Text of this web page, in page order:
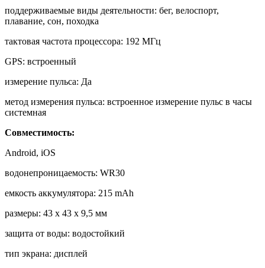
поддерживаемые виды деятельности: бег, велоспорт,
плавание, сон, походка
тактовая частота процессора: 192 МГц
GPS: встроенный
измерение пульса: Да
метод измерения пульса: встроенное измерение пульс в часы
системная
Совместимость:
Android, iOS
водонепроницаемость: WR30
емкость аккумулятора: 215 mAh
размеры: 43 x 43 x 9,5 мм
защита от воды: водостойкий
тип экрана: дисплей